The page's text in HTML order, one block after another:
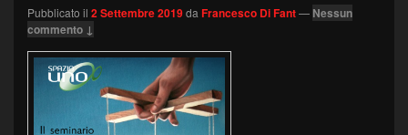
Pubblicato il 2 Settembre 2019da Francesco Di Fant— Nessun
commento ↓